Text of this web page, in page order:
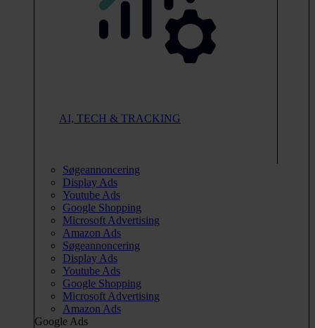
AI, TECH & TRACKING
Søgeannoncering
Display Ads
Youtube Ads
Google Shopping
Microsoft Advertising
Amazon Ads
Søgeannoncering
Display Ads
Youtube Ads
Google Shopping
Microsoft Advertising
Amazon Ads
Google Ads